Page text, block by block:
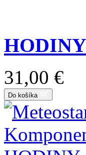
31,00 €
Do košíka